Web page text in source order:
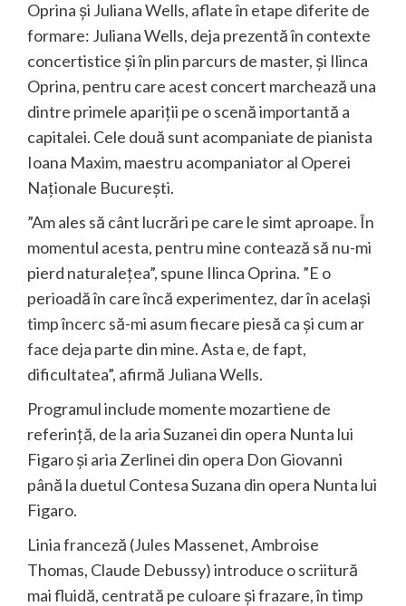
Oprina și Juliana Wells, aflate în etape diferite de
formare: Juliana Wells, deja prezentă în contexte
concertistice și în plin parcurs de master, și Ilinca
Oprina, pentru care acest concert marchează una
dintre primele apariții pe o scenă importantă a
capitalei. Cele două sunt acompaniate de pianista
Ioana Maxim, maestru acompaniator al Operei
Naționale București.
”Am ales să cânt lucrări pe care le simt aproape. În
momentul acesta, pentru mine contează să nu-mi
pierd naturalețea”, spune Ilinca Oprina. ”E o
perioadă în care încă experimentez, dar în același
timp încerc să-mi asum fiecare piesă ca și cum ar
face deja parte din mine. Asta e, de fapt,
dificultatea”, afirmă Juliana Wells.
Programul include momente mozartiene de
referință, de la aria Suzanei din opera Nunta lui
Figaro și aria Zerlinei din opera Don Giovanni
până la duetul Contesa Suzana din opera Nunta lui
Figaro.
Linia franceză (Jules Massenet, Ambroise
Thomas, Claude Debussy) introduce o scriitură
mai fluidă, centrată pe culoare și frazare, în timp